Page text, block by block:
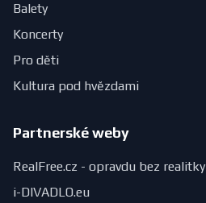
Balety
Koncerty
Pro děti
Kultura pod hvězdami
Partnerské weby
RealFree.cz - opravdu bez realitky
i-DIVADLO.eu